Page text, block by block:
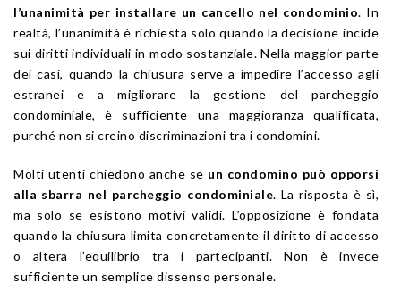
l’unanimità per installare un cancello nel condominio. In
realtà, l’unanimità è richiesta solo quando la decisione incide
sui diritti individuali in modo sostanziale. Nella maggior parte
dei casi, quando la chiusura serve a impedire l’accesso agli
estranei e a migliorare la gestione del parcheggio
condominiale, è sufficiente una maggioranza qualificata,
purché non si creino discriminazioni tra i condomini.
Molti utenti chiedono anche se un condomino può opporsi
alla sbarra nel parcheggio condominiale. La risposta è sì,
ma solo se esistono motivi validi. L’opposizione è fondata
quando la chiusura limita concretamente il diritto di accesso
o altera l’equilibrio tra i partecipanti. Non è invece
sufficiente un semplice dissenso personale.